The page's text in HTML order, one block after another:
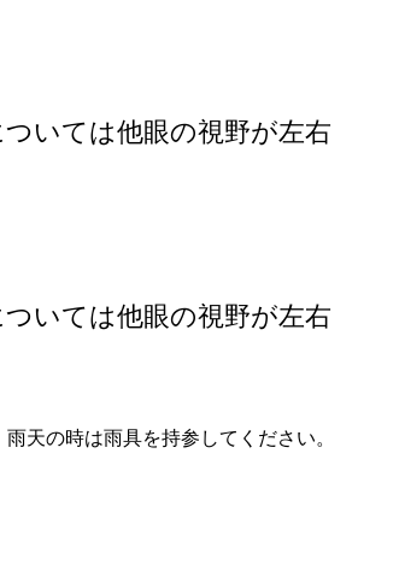
いては他眼の視野が左右
いては他眼の視野が左右
天の時は雨具を持参してください。